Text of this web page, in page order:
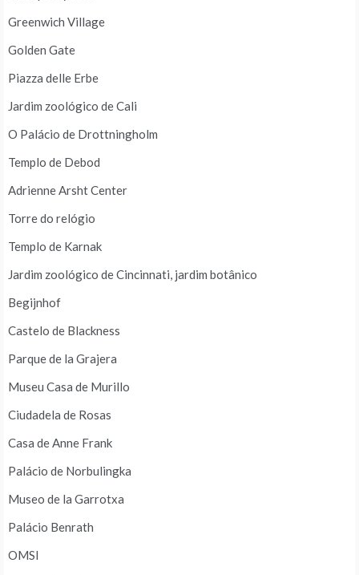
Greenwich Village
Golden Gate
Piazza delle Erbe
Jardim zoológico de Cali
O Palácio de Drottningholm
Templo de Debod
Adrienne Arsht Center
Torre do relógio
Templo de Karnak
Jardim zoológico de Cincinnati, jardim botânico
Begijnhof
Castelo de Blackness
Parque de la Grajera
Museu Casa de Murillo
Ciudadela de Rosas
Casa de Anne Frank
Palácio de Norbulingka
Museo de la Garrotxa
Palácio Benrath
OMSI